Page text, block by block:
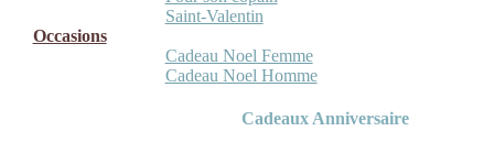
Saint-Valentin
Occasions
Cadeau Noel Femme
Cadeau Noel Homme
Cadeaux Anniversaire